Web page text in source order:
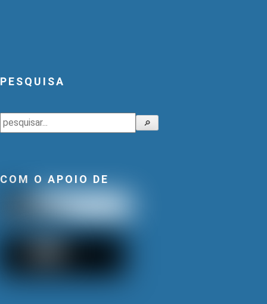
PESQUISA
Pesquisar 🔎
COM O APOIO DE